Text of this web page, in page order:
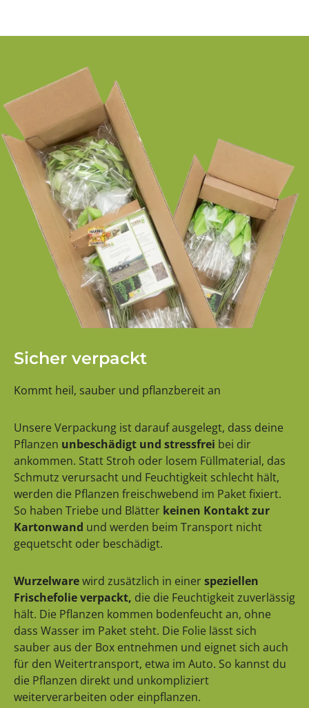
Sicher verpackt
Kommt heil, sauber und pflanzbereit an
Unsere Verpackung ist darauf ausgelegt, dass deine
Pflanzen unbeschädigt und stressfrei bei dir
ankommen. Statt Stroh oder losem Füllmaterial, das
Schmutz verursacht und Feuchtigkeit schlecht hält,
werden die Pflanzen freischwebend im Paket fixiert.
So haben Triebe und Blätter keinen Kontakt zur
Kartonwand und werden beim Transport nicht
gequetscht oder beschädigt.
Wurzelwarewird zusätzlich in einerspeziellen
Frischefolie verpackt, die die Feuchtigkeit zuverlässig
hält. Die Pflanzen kommen bodenfeucht an, ohne
dass Wasser im Paket steht. Die Folie lässt sich
sauber aus der Box entnehmen und eignet sich auch
für den Weitertransport, etwa im Auto. So kannst du
die Pflanzen direkt und unkompliziert
weiterverarbeiten oder einpflanzen.